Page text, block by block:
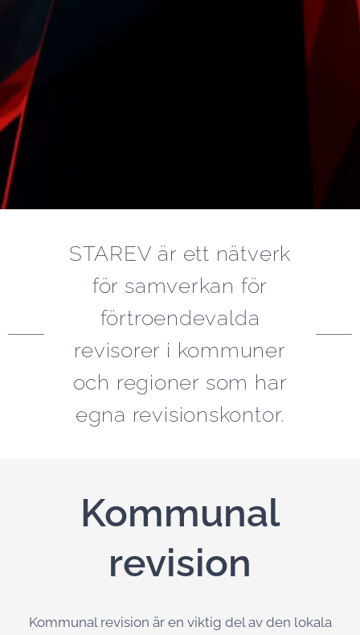
STAREV är ett nätverk
för samverkan för
förtroendevalda
revisorer i kommuner
och regioner som har
egna revisionskontor.
Kommunal
revision
Kommunal revision är en viktig del av den lokala